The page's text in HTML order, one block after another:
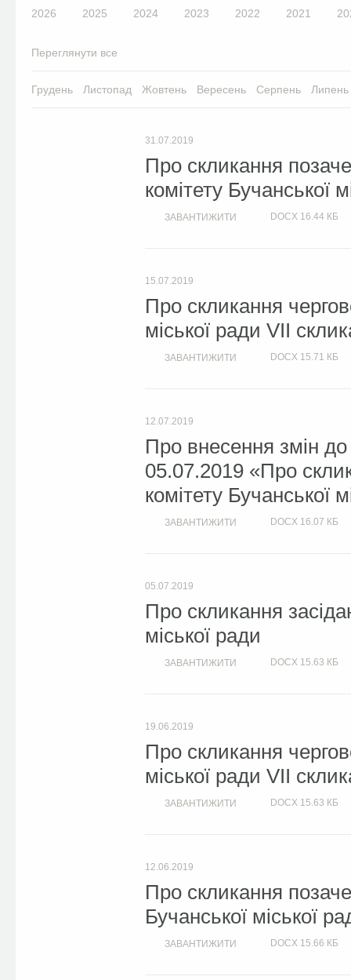
2026 2025 2024 2023 2022 2021
Переглянути все
Грудень Листопад Жовтень Вересень Серпень Липень
31.07.2019
Про скликання
комітету Бучанської
ЗАВАНТИЖИТИ DOCX 16.44 КБ
15.07.2019
Про скликання
міської ради VII
ЗАВАНТИЖИТИ DOCX 15.71 КБ
12.07.2019
Про внесення змін
05.07.2019 «Про
комітету Бучанської
ЗАВАНТИЖИТИ DOCX 16.07 КБ
05.07.2019
Про скликання
міської ради
ЗАВАНТИЖИТИ DOCX 15.63 КБ
19.06.2019
Про скликання
міської ради VII
ЗАВАНТИЖИТИ DOCX 15.63 КБ
12.06.2019
Про скликання
Бучанської міської
ЗАВАНТИЖИТИ DOCX 15.66 КБ